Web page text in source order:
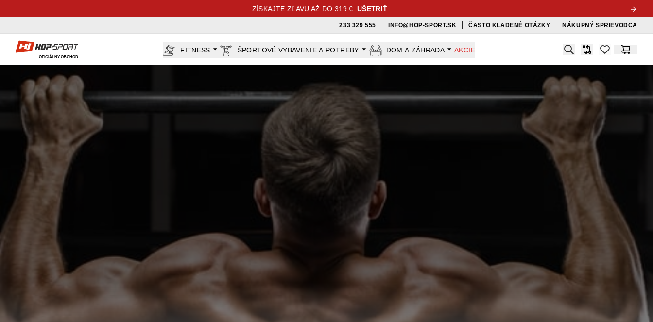
ZÍSKAJTE ZĽAVU AŽ DO 319 € UŠETRIŤ
233 329 555 INFO@HOP-SPORT.SK ČASTO KLADENÉ OTÁZKY NÁKUPNÝ SPRIEVODCA
Hop-Sport.sk
OFICIÁLNY OBCHOD
FITNESS ŠPORTOVÉ VYBAVENIE A POTREBY DOM A ZÁHRADA AKCIE Search
Porovnávač
items inKošík